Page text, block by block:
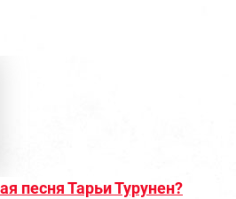
песня Тарьи Турунен?